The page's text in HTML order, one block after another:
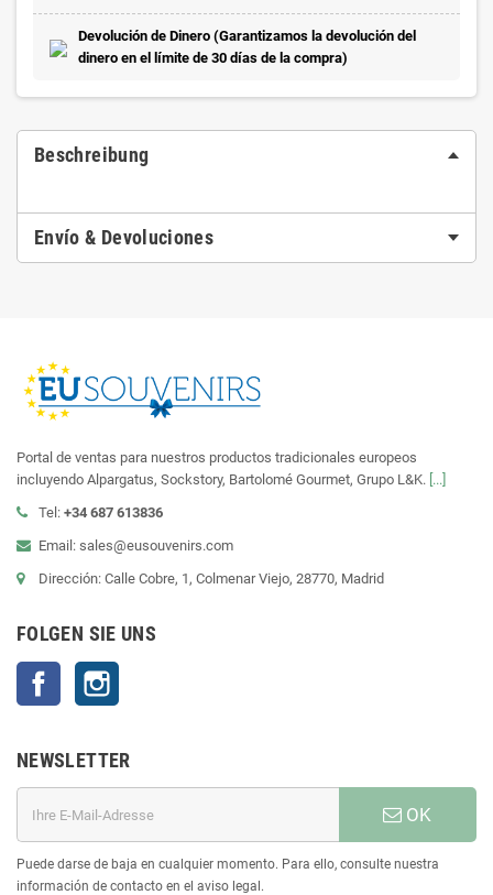
Devolución de Dinero (Garantizamos la devolución del
dinero en el límite de 30 días de la compra)
Beschreibung
Envío & Devoluciones
Portal de ventas para nuestros productos tradicionales europeos
incluyendo Alpargatus, Sockstory, Bartolomé Gourmet, Grupo L&K. [...]
Tel: +34 687 613836
Email: sales@eusouvenirs.com
Dirección: Calle Cobre, 1, Colmenar Viejo, 28770, Madrid
FOLGEN SIE UNS
Facebook
NEWSLETTER
OK
Puede darse de baja en cualquier momento. Para ello, consulte nuestra
información de contacto en el aviso legal.